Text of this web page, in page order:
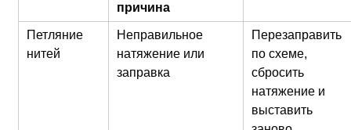
причина
Петляние
нитей
Неправильное
натяжение или
заправка
Перезаправить
по схеме,
сбросить
натяжение и
выставить